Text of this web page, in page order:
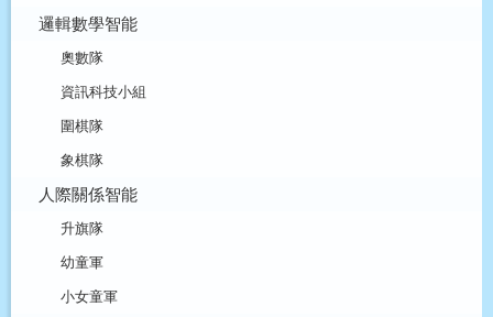
邏輯數學智能
奧數隊
資訊科技小組
圍棋隊
象棋隊
人際關係智能
升旗隊
幼童軍
小女童軍